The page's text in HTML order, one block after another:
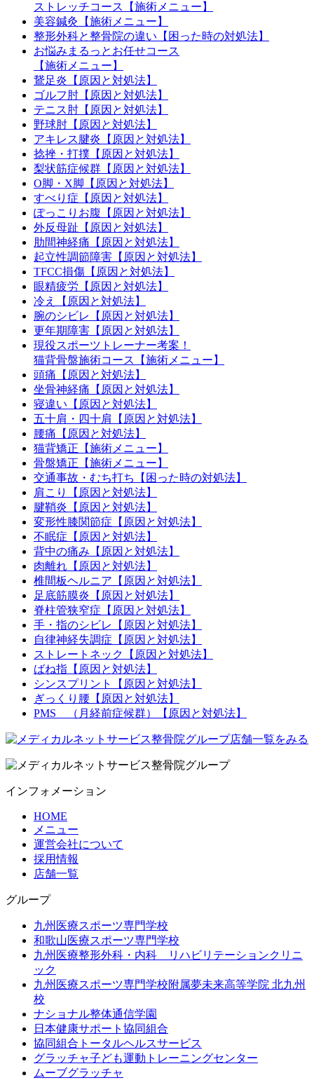
ストレッチコース【施術メニュー】
美容鍼灸【施術メニュー】
整形外科と整骨院の違い【困った時の対処法】
お悩みまるっとお任せコース
【施術メニュー】
鵞足炎【原因と対処法】
ゴルフ肘【原因と対処法】
テニス肘【原因と対処法】
野球肘【原因と対処法】
アキレス腱炎【原因と対処法】
捻挫・打撲【原因と対処法】
梨状筋症候群【原因と対処法】
O脚・X脚【原因と対処法】
すべり症【原因と対処法】
ぽっこりお腹【原因と対処法】
外反母趾【原因と対処法】
肋間神経痛【原因と対処法】
起立性調節障害【原因と対処法】
TFCC損傷【原因と対処法】
眼精疲労【原因と対処法】
冷え【原因と対処法】
腕のシビレ【原因と対処法】
更年期障害【原因と対処法】
現役スポーツトレーナー考案！
猫背骨盤施術コース【施術メニュー】
頭痛【原因と対処法】
坐骨神経痛【原因と対処法】
寝違い【原因と対処法】
五十肩・四十肩【原因と対処法】
腰痛【原因と対処法】
猫背矯正【施術メニュー】
骨盤矯正【施術メニュー】
交通事故・むち打ち【困った時の対処法】
肩こり【原因と対処法】
腱鞘炎【原因と対処法】
変形性膝関節症【原因と対処法】
不眠症【原因と対処法】
背中の痛み【原因と対処法】
肉離れ【原因と対処法】
椎間板ヘルニア【原因と対処法】
足底筋膜炎【原因と対処法】
脊柱管狭窄症【原因と対処法】
手・指のシビレ【原因と対処法】
自律神経失調症【原因と対処法】
ストレートネック【原因と対処法】
ばね指【原因と対処法】
シンスプリント【原因と対処法】
ぎっくり腰【原因と対処法】
PMS （月経前症候群）【原因と対処法】
インフォメーション
HOME
メニュー
運営会社について
採用情報
店舗一覧
グループ
九州医療スポーツ専門学校
和歌山医療スポーツ専門学校
九州医療整形外科・内科 リハビリテーションクリニ
ック
九州医療スポーツ専門学校附属夢未来高等学院 北九州
校
ナショナル整体通信学園
日本健康サポート協同組合
協同組合トータルヘルスサービス
グラッチャ子ども運動トレーニングセンター
ムーブグラッチャ